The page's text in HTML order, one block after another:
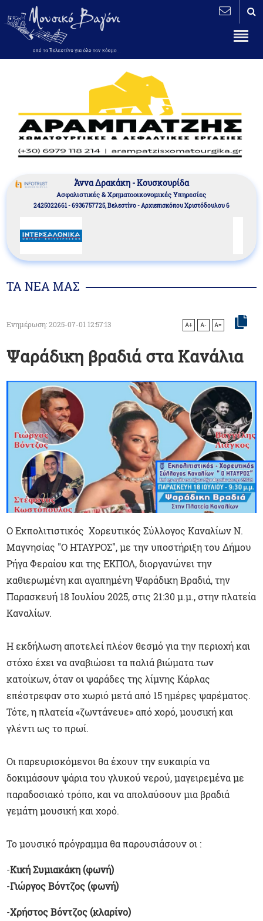
Άννα Δρακάκη - Κουσκουρίδα
Aσφαλιστικές & Χρηματοοικονομικές Υπηρεσίες
2425022661 - 6936757725, Βελεστίνο - Αρχιεπισκόπου Χριστόδουλου 6
ΤΑ ΝΕΑ ΜΑΣ
Ενημέρωση: 2025-07-01 12:57:13 A+ A- A=
Ψαράδικη βραδιά στα Κανάλια
Ο Εκπολιτιστικός Χορευτικός Σύλλογος Καναλίων Ν.
Μαγνησίας "Ο ΗΤΑΥΡΟΣ", με την υποστήριξη του Δήμου
Ρήγα Φεραίου και της ΕΚΠΟΛ, διοργανώνει την
καθιερωμένη και αγαπημένη Ψαράδικη Βραδιά, την
Παρασκευή 18 Ιουλίου 2025, στις 21:30 μ.μ., στην πλατεία
Καναλίων.
Η εκδήλωση αποτελεί πλέον θεσμό για την περιοχή και
στόχο έχει να αναβιώσει τα παλιά βιώματα των
κατοίκων, όταν οι ψαράδες της λίμνης Κάρλας
επέστρεφαν στο χωριό μετά από 15 ημέρες ψαρέματος.
Τότε, η πλατεία «ζωντάνευε» από χορό, μουσική και
γλέντι ως το πρωί.
Οι παρευρισκόμενοι θα έχουν την ευκαιρία να
δοκιμάσουν ψάρια του γλυκού νερού, μαγειρεμένα με
παραδοσιακό τρόπο, και να απολαύσουν μια βραδιά
γεμάτη μουσική και χορό.
Το μουσικό πρόγραμμα θα παρουσιάσουν οι :
-Κική Συμιακάκη (φωνή)
-Γιώργος Βόντζος (φωνή)
-Χρήστος Βόντζος (κλαρίνο)